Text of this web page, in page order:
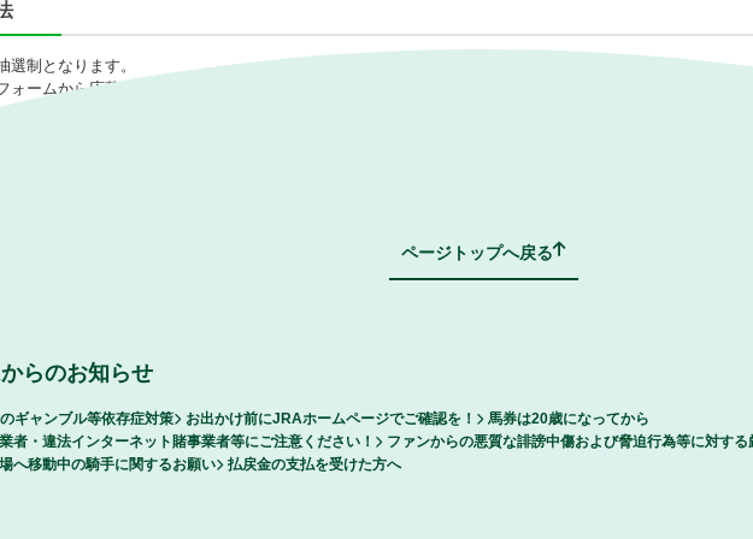
選制となります。
ォームから応募いただき、当選した方のみご連絡を差し上げます。
6月7日（日曜）までとなります。
eUVmQskEzByg45jT6
ページトップへ戻る
らのお知らせ
ギャンブル等依存症対策 お出かけ前にJRAホームページでご確認を！
馬券は20歳になってから
者・違法インターネット賭事業者等にご注意ください！
ファンからの悪質な誹謗中傷および脅迫行為等に対する
へ移動中の騎手に関するお願い
払戻金の支払を受けた方へ